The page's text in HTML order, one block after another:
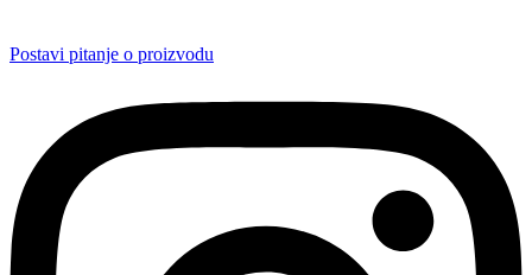
Postavi pitanje o proizvodu